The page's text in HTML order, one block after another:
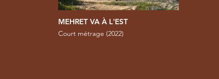
MEHRET VA À L'EST
Court métrage (2022)